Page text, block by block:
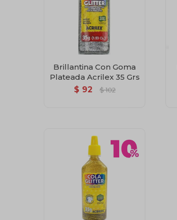
Brillantina Con Goma
Plateada Acrilex 35 Grs
$ 92 $ 102